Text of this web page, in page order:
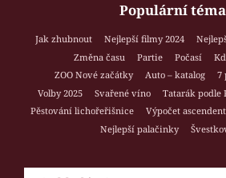
Populární
Jak zhubnout Nejlepší filmy 2024
Změna času
Partie Počasí
ZOO Nové začátky
Auto – katalog
7
Volby 2025
Svařené víno Tatarák podle
Pěstování lichořeřišnice
Výpočet
Nejlepší palačinky